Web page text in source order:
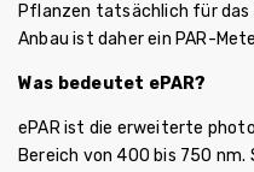
Pflanzen tatsächlich für das
Anbau ist daher ein PAR-
Was bedeutet ePAR?
ePAR ist die erweiterte
Bereich von 400 bis 750